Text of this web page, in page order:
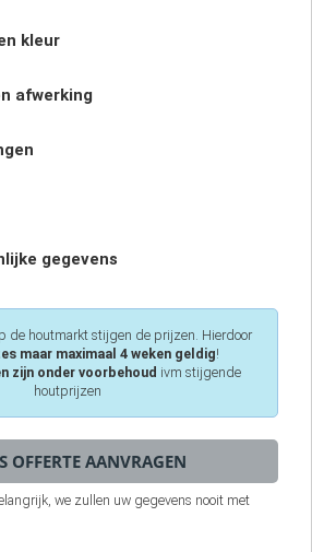
kleur
afwerking
gegevens
de houtmarkt stijgen de prijzen. Hierdoor
maar maximaal 4 weken geldig!
zijn onder voorbehoud ivm stijgende
houtprijzen
we zullen uw gegevens nooit met